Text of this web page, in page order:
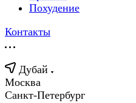
Похудение
Контакты
Дубай
Москва
Санкт-Петербург